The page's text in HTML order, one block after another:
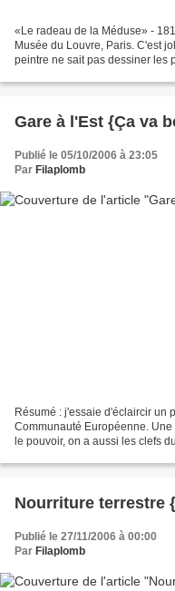
«Le radeau de la Méduse» -
Musée du Louvre, Paris. C'est
peintre ne sait pas dessiner les
Gare à l'Est {Ça va
Publié le 05/10/2006 à 23:05
Par Filaplomb
Résumé : j'essaie d'éclaircir un
Communauté Européenne.
le pouvoir, on a aussi les clefs
Nourriture terrestre
Publié le 27/11/2006 à 00:00
Par Filaplomb